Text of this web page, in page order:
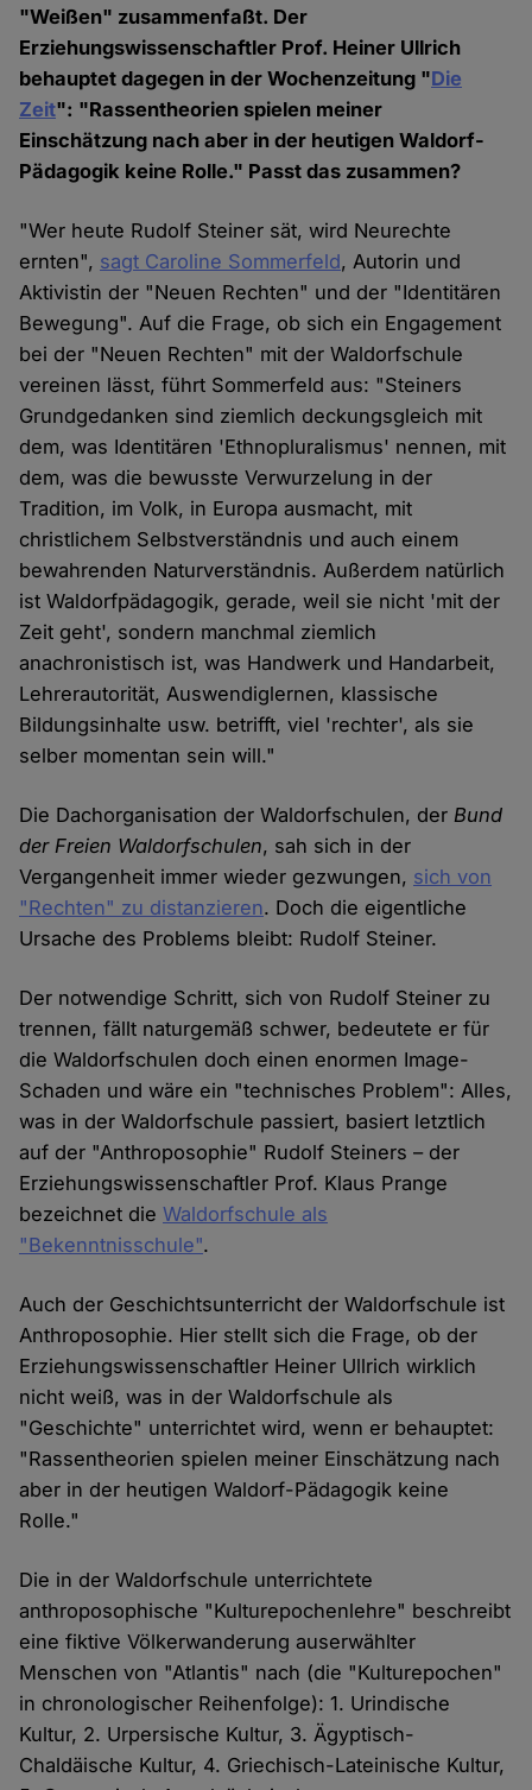
"Weißen" zusammenfaßt. Der
Erziehungswissenschaftler Prof. Heiner Ullrich
behauptet dagegen in der Wochenzeitung "Die
Zeit": "Rassentheorien spielen meiner
Einschätzung nach aber in der heutigen Waldorf-
Pädagogik keine Rolle." Passt das zusammen?
"Wer heute Rudolf Steiner sät, wird Neurechte
ernten", sagt Caroline Sommerfeld, Autorin und
Aktivistin der "Neuen Rechten" und der "Identitären
Bewegung". Auf die Frage, ob sich ein Engagement
bei der "Neuen Rechten" mit der Waldorfschule
vereinen lässt, führt Sommerfeld aus: "Steiners
Grundgedanken sind ziemlich deckungsgleich mit
dem, was Identitären 'Ethnopluralismus' nennen, mit
dem, was die bewusste Verwurzelung in der
Tradition, im Volk, in Europa ausmacht, mit
christlichem Selbstverständnis und auch einem
bewahrenden Naturverständnis. Außerdem natürlich
ist Waldorfpädagogik, gerade, weil sie nicht 'mit der
Zeit geht', sondern manchmal ziemlich
anachronistisch ist, was Handwerk und Handarbeit,
Lehrerautorität, Auswendiglernen, klassische
Bildungsinhalte usw. betrifft, viel 'rechter', als sie
selber momentan sein will."
Die Dachorganisation der Waldorfschulen, derBund
der Freien Waldorfschulen, sah sich in der
Vergangenheit immer wieder gezwungen, sich von
"Rechten" zu distanzieren. Doch die eigentliche
Ursache des Problems bleibt: Rudolf Steiner.
Der notwendige Schritt, sich von Rudolf Steiner zu
trennen, fällt naturgemäß schwer, bedeutete er für
die Waldorfschulen doch einen enormen Image-
Schaden und wäre ein "technisches Problem": Alles,
was in der Waldorfschule passiert, basiert letztlich
auf der "Anthroposophie" Rudolf Steiners – der
Erziehungswissenschaftler Prof. Klaus Prange
bezeichnet dieWaldorfschule als
"Bekenntnisschule".
Auch der Geschichtsunterricht der Waldorfschule ist
Anthroposophie. Hier stellt sich die Frage, ob der
Erziehungswissenschaftler Heiner Ullrich wirklich
nicht weiß, was in der Waldorfschule als
"Geschichte" unterrichtet wird, wenn er behauptet:
"Rassentheorien spielen meiner Einschätzung nach
aber in der heutigen Waldorf-Pädagogik keine
Rolle."
Die in der Waldorfschule unterrichtete
anthroposophische "Kulturepochenlehre" beschreibt
eine fiktive Völkerwanderung auserwählter
Menschen von "Atlantis" nach (die "Kulturepochen"
in chronologischer Reihenfolge): 1. Urindische
Kultur, 2. Urpersische Kultur, 3. Ägyptisch-
Chaldäische Kultur, 4. Griechisch-Lateinische Kultur,